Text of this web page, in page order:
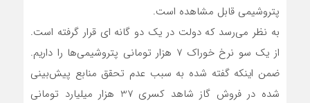
پتروشیمی قابل مشاهده است.
به نظر می‌رسد که دولت در یک دو گانه ای قرار گرفته است.
از یک سو نرخ خوراک 7 هزار تومانی پتروشیمی‌ها را داریم.
ضمن اینکه گفته شده به سبب عدم تحقق منابع پیش‌بینی
شده در فروش گاز شاهد کسری 37 هزار میلیارد تومانی